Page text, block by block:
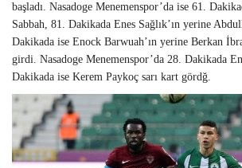
başladı. Nasadoge Menemenspor’da ise 61.
Sabbah, 81. Dakikada Enes Sağlık’ın yerine
Dakikada ise Enock Barwuah’ın yerine Berkan
girdi. Nasadoge Menemenspor’da 28. Dakikada
Dakikada ise Kerem Paykoç sarı kart gördğ.